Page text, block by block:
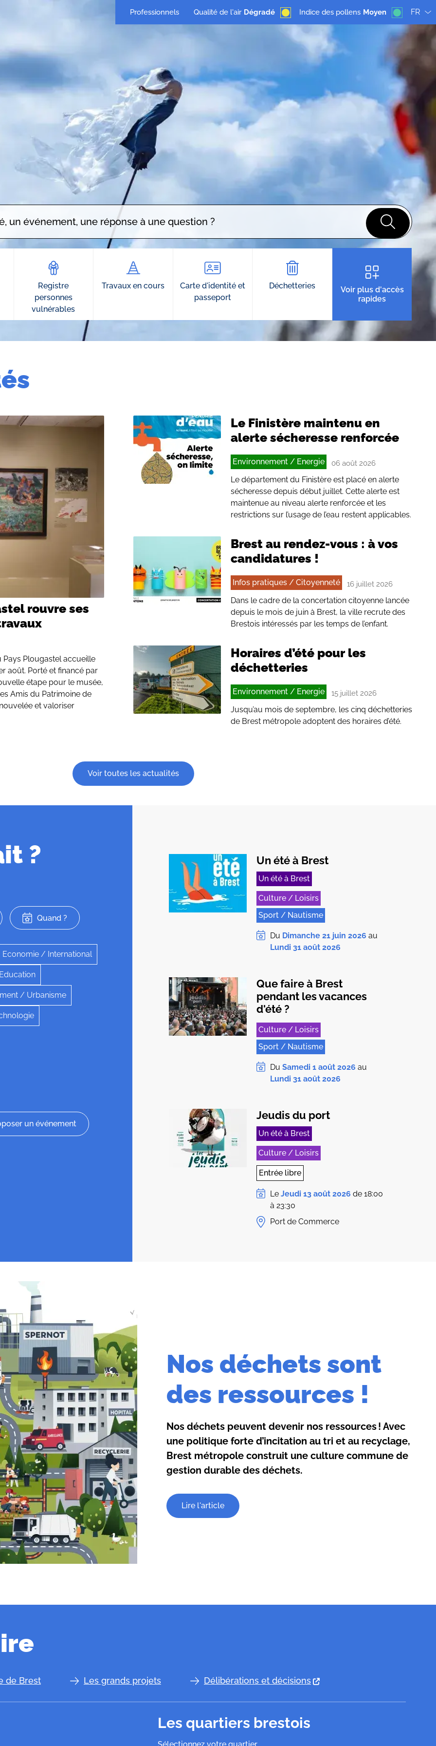
Professionnels Qualité de l'air Dégradé Indice des pollens Moyen FR
une réponse à une question ?
Registre
personnes
vulnérables
Travaux en cours
Carte d'identité et
passeport
Déchetteries
Voir plus d'accès
rapides
rouvre ses
Pays Plougastel accueille
août. Porté et financé par
étape pour le musée,
Amis du Patrimoine de
et valoriser
Le Finistère maintenu en
alerte sécheresse renforcée
Environnement / Energie 06 août 2026
Le département du Finistère est placé en alerte
sécheresse depuis début juillet. Cette alerte est
maintenue au niveau alerte renforcée et les
restrictions sur l’usage de l’eau restent applicables.
Brest au rendez-vous : à vos
candidatures !
Infos pratiques / Citoyenneté 16 juillet 2026
Dans le cadre de la concertation citoyenne lancée
depuis le mois de juin à Brest, la ville recrute des
Brestois intéressés par les temps de l’enfant.
Horaires d’été pour les
déchetteries
Environnement / Energie 15 juillet 2026
Jusqu’au mois de septembre, les cinq déchetteries
de Brest métropole adoptent des horaires d’été.
Voir toutes les actualités
?
Quand ?
Economie / International
/ Urbanisme
un événement
Un été à Brest
Un été à Brest
Culture / Loisirs
Sport / Nautisme
Du Dimanche 21 juin 2026 au
Lundi 31 août 2026
Que faire à Brest
pendant les vacances
d'été ?
Culture / Loisirs
Sport / Nautisme
Du Samedi 1 août 2026 au
Lundi 31 août 2026
Jeudis du port
Un été à Brest
Culture / Loisirs
Entrée libre
Le Jeudi 13 août 2026 de 18:00
à 23:30
Port de Commerce
Nos déchets sont
des ressources !
Nos déchets peuvent devenir nos ressources ! Avec
une politique forte d’incitation au tri et au recyclage,
Brest métropole construit une culture commune de
gestion durable des déchets.
Lire l'article
de Brest Les grands projets Délibérations et décisions
Les quartiers brestois